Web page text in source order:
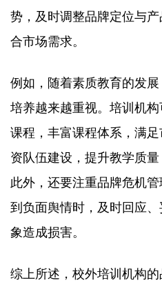
势，及时调整品牌定位与
合市场需求。​
例如，随着素质教育的发
培养越来越重视。培训机
课程，丰富课程体系，满
资队伍建设，提升教学质量
此外，还要注重品牌危机
到负面舆情时，及时回应
象造成损害。​
综上所述，校外培训机构